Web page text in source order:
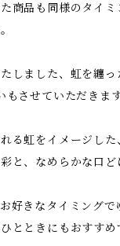
商品も同様のタイミ
しました、虹を纏っ
させていただきます
る虹をイメージし
と、なめらかな口ど
好きなタイミングで
とときにもおすすめ